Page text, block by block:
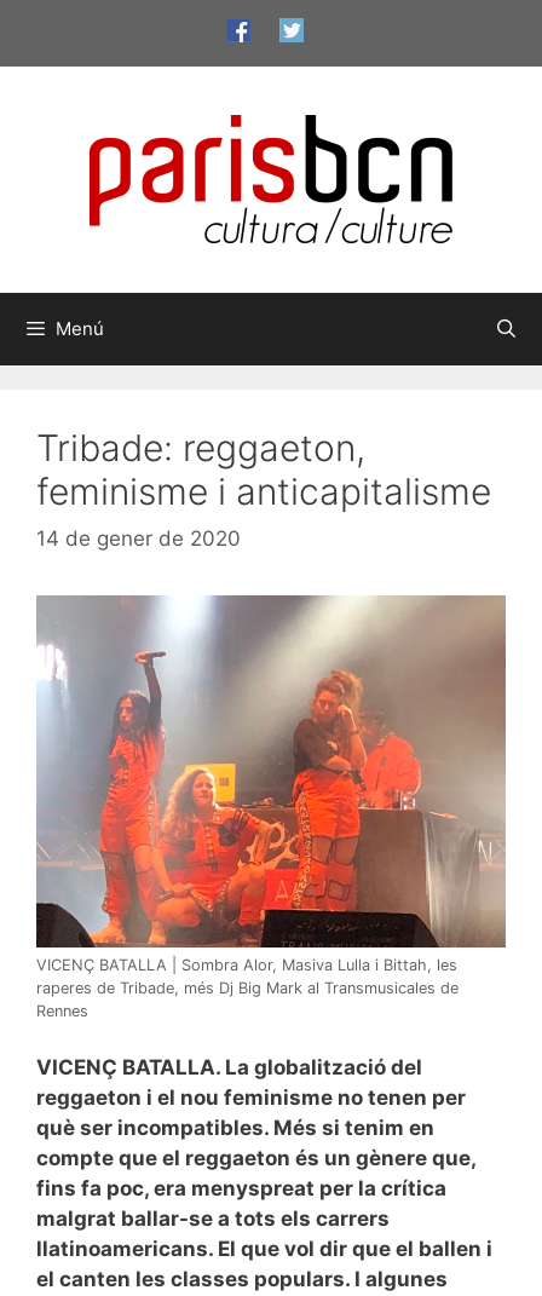
contingut
Menú
Tribade: reggaeton,
feminisme i anticapitalisme
14 de gener de 2020
VICENÇ BATALLA | Sombra Alor, Masiva Lulla i Bittah, les
raperes de Tribade, més Dj Big Mark al Transmusicales de
Rennes
VICENÇ BATALLA. La globalització del
reggaeton i el nou feminisme no tenen per
què ser incompatibles. Més si tenim en
compte que el reggaeton és un gènere que,
fins fa poc, era menyspreat per la crítica
malgrat ballar-se a tots els carrers
llatinoamericans. El que vol dir que el ballen i
el canten les classes populars. I algunes